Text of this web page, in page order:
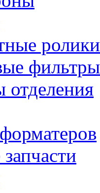
ролики
фильтры
отделения